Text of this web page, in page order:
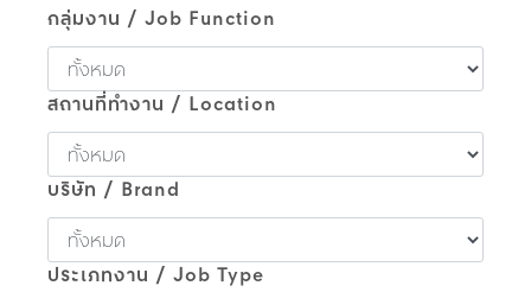
กลุ่มงาน / Job Function
สถานที่ทำงาน / Location
บริษัท / Brand
ประเภทงาน / Job Type